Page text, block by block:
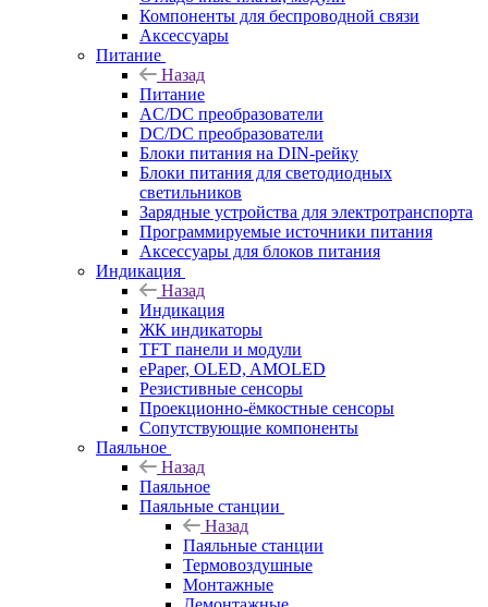
Компоненты для беспроводной связи
Аксессуары
Питание
Назад
Питание
AC/DC преобразователи
DC/DC преобразователи
Блоки питания на DIN-рейку
Блоки питания для светодиодных
светильников
Зарядные устройства для электротранспорта
Программируемые источники питания
Аксессуары для блоков питания
Индикация
Назад
Индикация
ЖК индикаторы
TFT панели и модули
ePaper, OLED, AMOLED
Резистивные сенсоры
Проекционно-ёмкостные сенсоры
Сопутствующие компоненты
Паяльное
Назад
Паяльное
Паяльные станции
Назад
Паяльные станции
Термовоздушные
Монтажные